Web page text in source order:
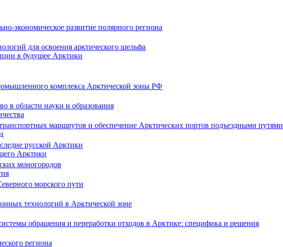
экономическое развитие полярного региона
для освоения арктического шельфа
в будущее Арктики
комплекса Арктической зоны РФ
в области науки и образования
маршрутов и обеспечение Арктических портов подъездными путями
русской Арктики
Арктики
моногородов
морского пути
технологий в Арктической зоне
обращения и переработки отходов в Арктике: специфика и решения
региона